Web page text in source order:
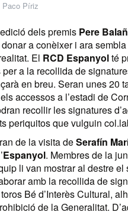
Paco Píriz
dels premis Pere
a conèixer i ara
El RCD Espanyolté
a la recollida de
en breu. Seran unes 20
accessos a l’estadi de
recollir les signatures
periquitos que vulguin
de la visita deSerafín
Espanyol. Membres de la
li van mostrar al destre el
amb la recollida de
Bé d’Interès Cultural,
de la Generalitat.